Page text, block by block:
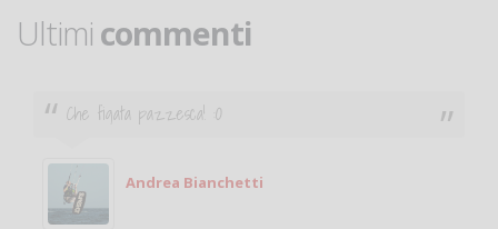
Ultimi commenti
Ciao. Sono a Treviglio da poco e vorrei tornare a
giocare. Se sei in zona e puoi giocare fammi sapere.
Michele